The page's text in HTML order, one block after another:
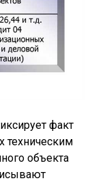
факт
техническим
объекта